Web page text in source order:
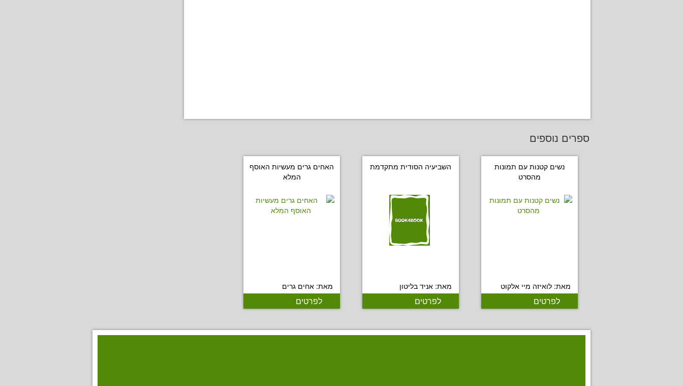
ספרים נוספים
נשים קטנות עם תמונות
מהסרט
מאת: לואיזה מיי אלקוט
לפרטים
השביעיה הסודית מתקדמת
מאת: אניד בליטון
לפרטים
האחים גרים מעשיות האוסף
המלא
מאת: אחים גרים
לפרטים